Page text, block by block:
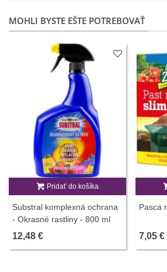
MOHLI BYSTE EŠTE POTREBOVAŤ
Pridať do košíka
Substral komplexná ochrana
- Okrasné rastliny - 800 ml
12,48 €
Pasca
7,05 €